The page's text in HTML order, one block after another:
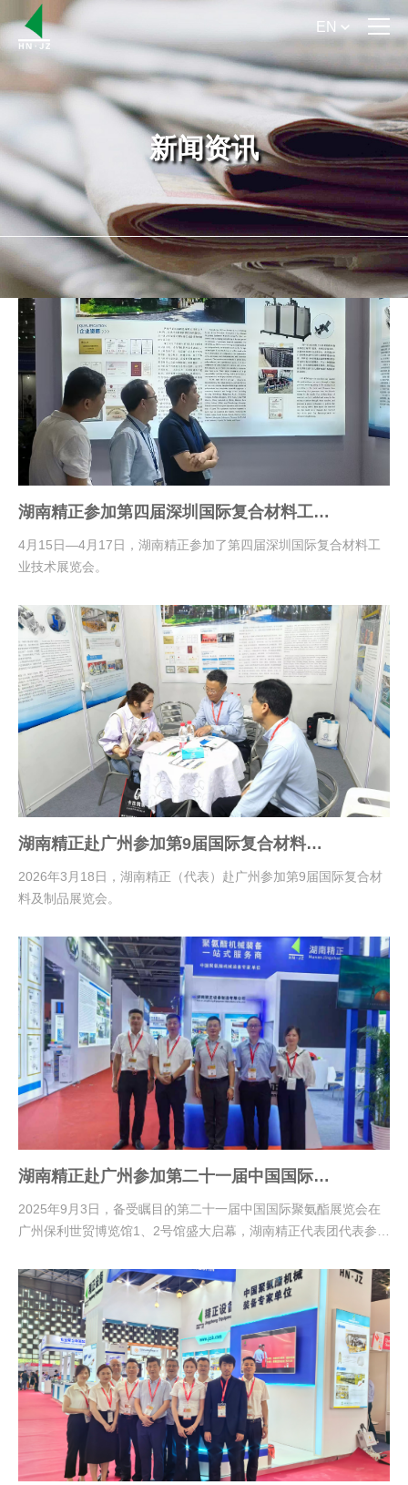
首 页
关于我们
产品介绍
产品手册下载
新闻资讯
服务支持
联系我们
EN
新闻资讯
湖南精正参加第四届深圳国际复合材料工业
技术展览会
4月15日—4月17日，湖南精正参加了第四届深圳国际复合材料工
业技术展览会。
湖南精正赴广州参加第9届国际复合材料及
制品展览会
2026年3月18日，湖南精正（代表）赴广州参加第9届国际复合材
料及制品展览会。
湖南精正赴广州参加第二十一届中国国际聚
氨酯展览会
2025年9月3日，备受瞩目的第二十一届中国国际聚氨酯展览会在
广州保利世贸博览馆1、2号馆盛大启幕，湖南精正代表团代表参加